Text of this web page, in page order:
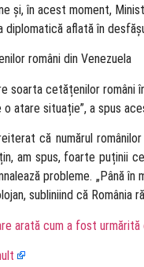
și, în acest moment,
diplomatică aflată în
români din Venezuela
soarta cetățenilor români
o atare situație”, a spus
că numărul
am spus, foarte puținii
probleme. „Până
subliniind că
arată cum a fost